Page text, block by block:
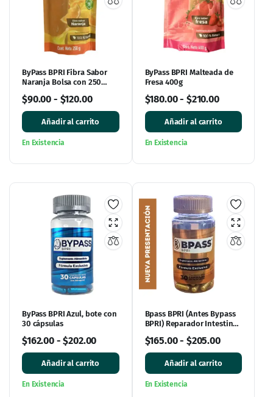
ByPass BPRI Fibra Sabor
Naranja Bolsa con 250
$90.00 - $120.00
Añadir al carrito
En Existencia
ByPass BPRI Malteada de
Fresa 400g
$180.00- $210.00
Añadir al carrito
En Existencia
ByPass BPRI Azul, bote con
30 cápsulas
$162.00-$202.00
Añadir al carrito
En Existencia
Bpass BPRI (Antes Bypass
BPRI) Reparador Intestinal
Cápsulas
$165.00- $205.00
Añadir al carrito
En Existencia